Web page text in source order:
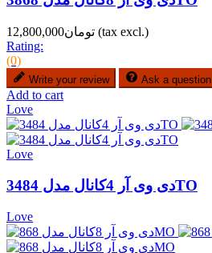
تومان12,800,000 (tax excl.)
Rating:
(0)
Write your review Ask a question
Add to cart
Love
Love
دی وی آر 4کانال مدل 3484TO
Love